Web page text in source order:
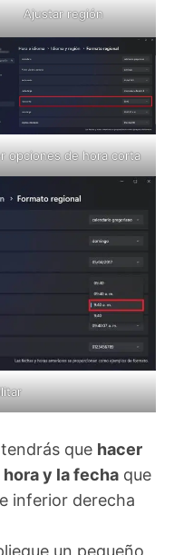
Ajustar región
opciones de hora corta
que hacer
y la fecha que
inferior derecha
un pequeño